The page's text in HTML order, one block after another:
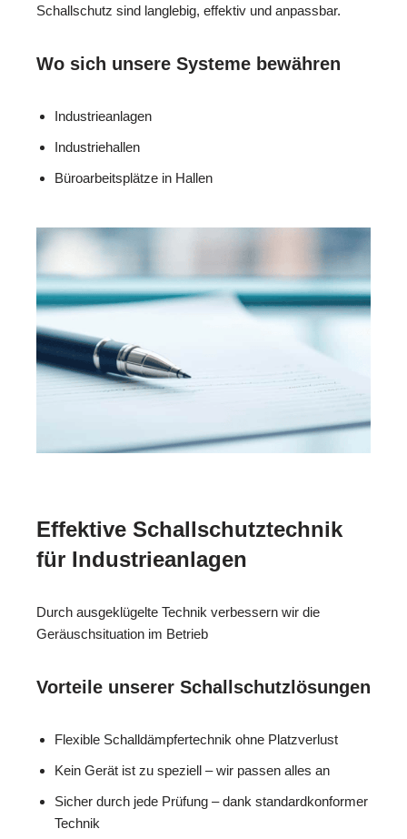
Schallschutz sind langlebig, effektiv und anpassbar.
Wo sich unsere Systeme bewähren
Industrieanlagen
Industriehallen
Büroarbeitsplätze in Hallen
Effektive Schallschutztechnik
für Industrieanlagen
Durch ausgeklügelte Technik verbessern wir die
Geräuschsituation im Betrieb
Vorteile unserer Schallschutzlösungen
Flexible Schalldämpfertechnik ohne Platzverlust
Kein Gerät ist zu speziell – wir passen alles an
Sicher durch jede Prüfung – dank standardkonformer
Technik